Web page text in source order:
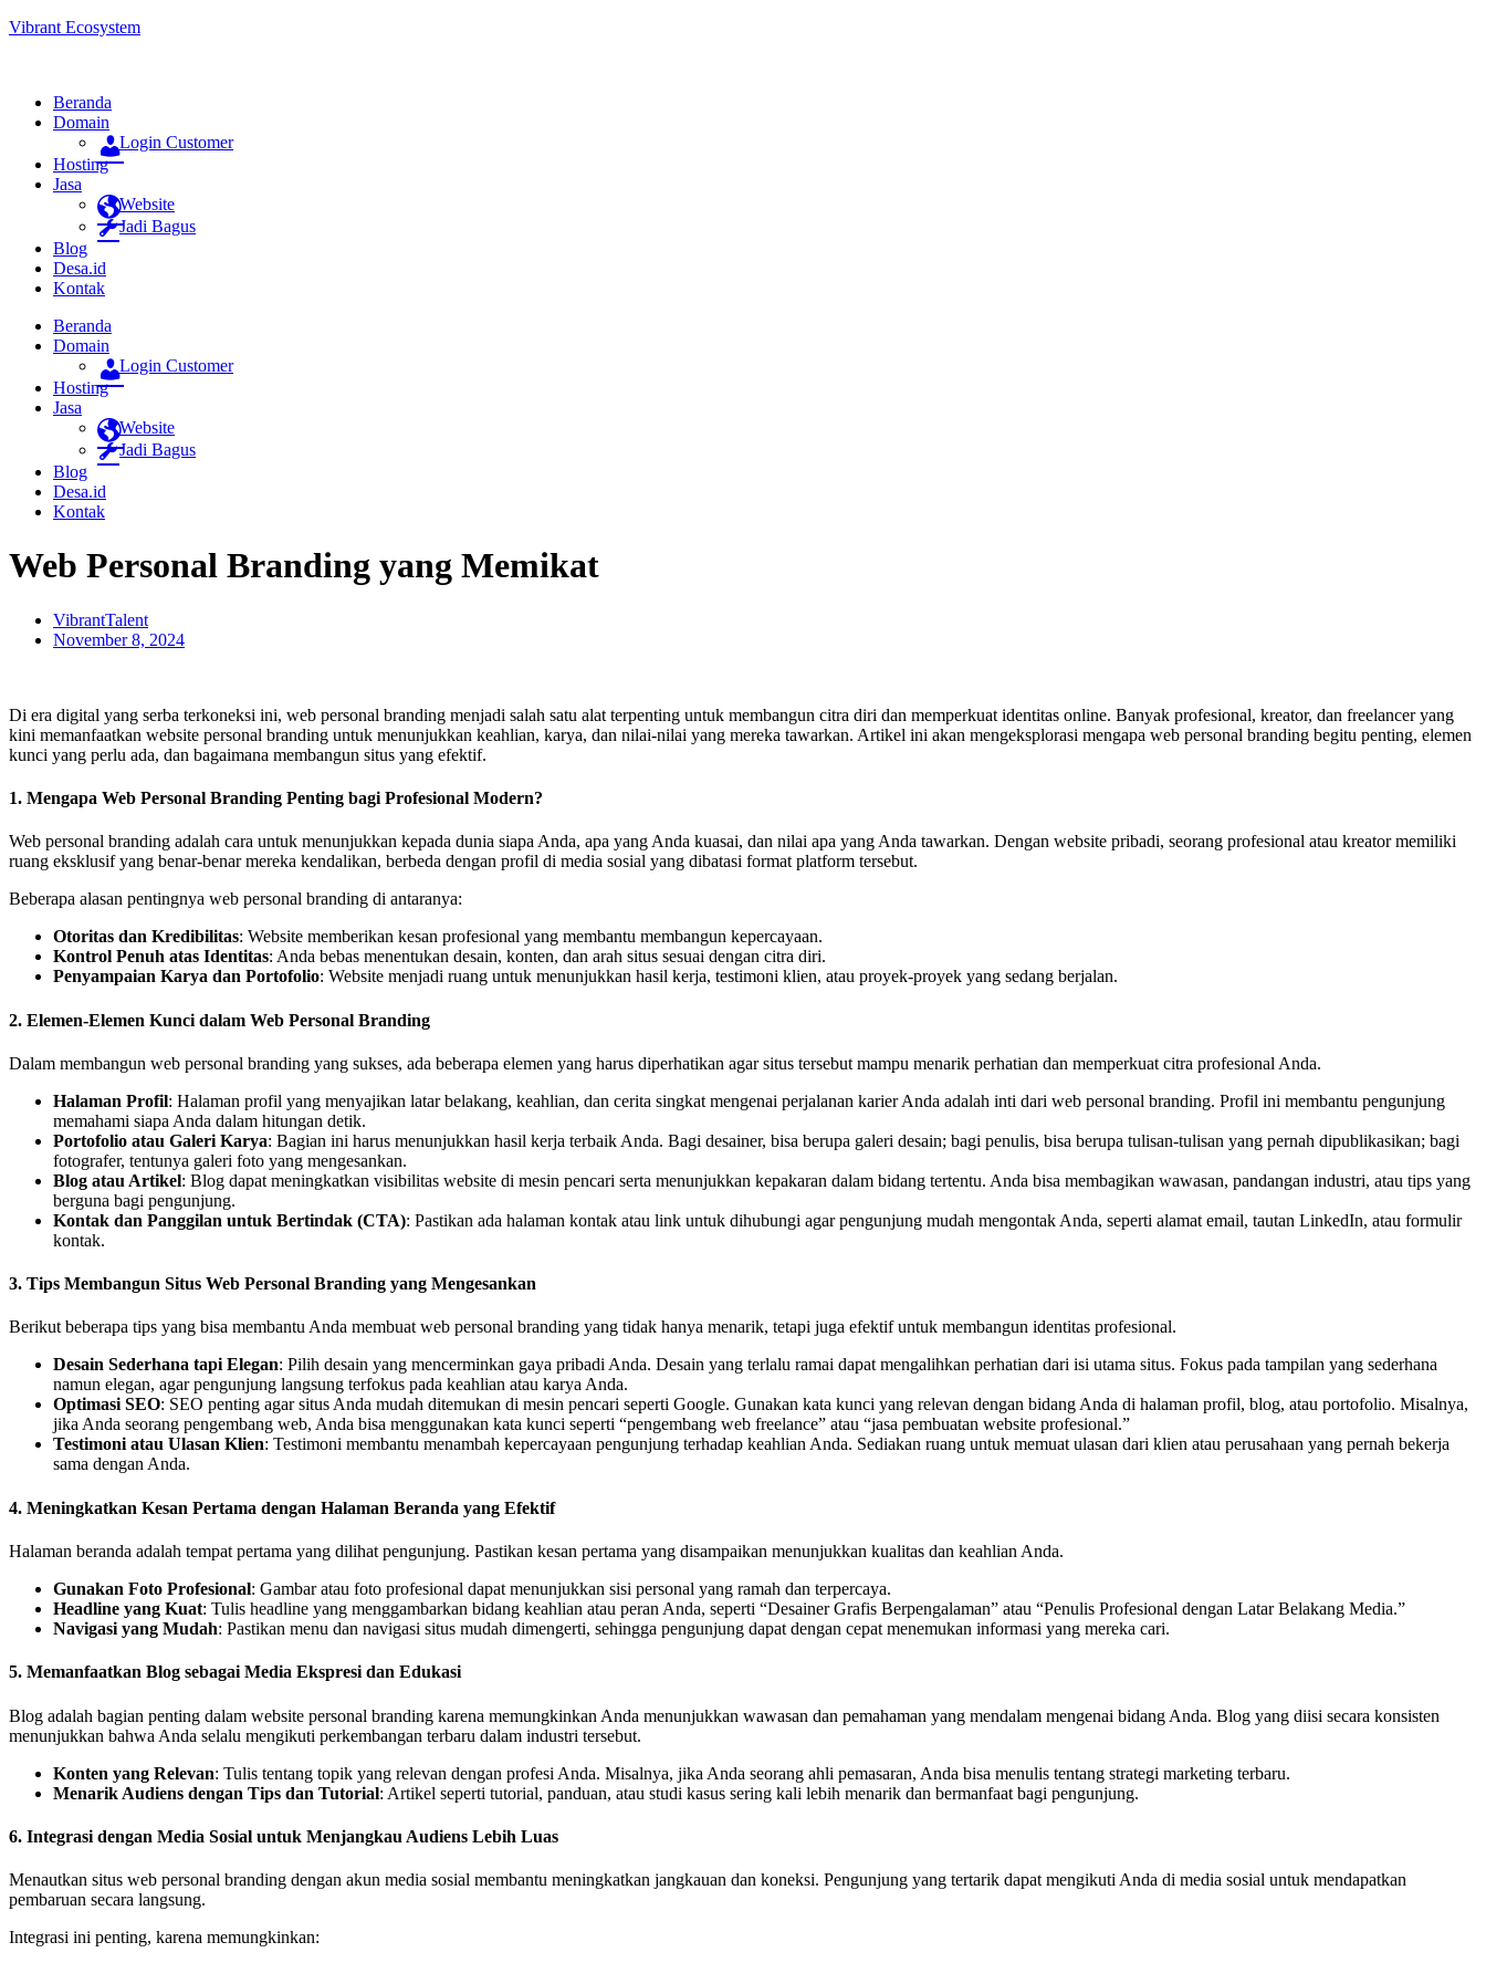
Vibrant Ecosystem
Beranda
Domain
Login Customer
Hosting
Jasa
Website
Jadi Bagus
Blog
Desa.id
Kontak
Beranda
Domain
Login Customer
Hosting
Jasa
Website
Jadi Bagus
Blog
Desa.id
Kontak
Web Personal Branding yang Memikat
VibrantTalent
November 8, 2024
Di era digital yang serba terkoneksi ini, web personal branding menjadi salah satu alat terpenting untuk membangun citra diri dan memperkuat identitas online. Banyak profesional, kreator, dan freelancer yang
kini memanfaatkan website personal branding untuk menunjukkan keahlian, karya, dan nilai-nilai yang mereka tawarkan. Artikel ini akan mengeksplorasi mengapa web personal branding begitu penting, elemen
kunci yang perlu ada, dan bagaimana membangun situs yang efektif.
1. Mengapa Web Personal Branding Penting bagi Profesional Modern?
Web personal branding adalah cara untuk menunjukkan kepada dunia siapa Anda, apa yang Anda kuasai, dan nilai apa yang Anda tawarkan. Dengan website pribadi, seorang profesional atau kreator memiliki
ruang eksklusif yang benar-benar mereka kendalikan, berbeda dengan profil di media sosial yang dibatasi format platform tersebut.
Beberapa alasan pentingnya web personal branding di antaranya:
Otoritas dan Kredibilitas: Website memberikan kesan profesional yang membantu membangun kepercayaan.
Kontrol Penuh atas Identitas: Anda bebas menentukan desain, konten, dan arah situs sesuai dengan citra diri.
Penyampaian Karya dan Portofolio: Website menjadi ruang untuk menunjukkan hasil kerja, testimoni klien, atau proyek-proyek yang sedang berjalan.
2. Elemen-Elemen Kunci dalam Web Personal Branding
Dalam membangun web personal branding yang sukses, ada beberapa elemen yang harus diperhatikan agar situs tersebut mampu menarik perhatian dan memperkuat citra profesional Anda.
Halaman Profil: Halaman profil yang menyajikan latar belakang, keahlian, dan cerita singkat mengenai perjalanan karier Anda adalah inti dari web personal branding. Profil ini membantu pengunjung
memahami siapa Anda dalam hitungan detik.
Portofolio atau Galeri Karya: Bagian ini harus menunjukkan hasil kerja terbaik Anda. Bagi desainer, bisa berupa galeri desain; bagi penulis, bisa berupa tulisan-tulisan yang pernah dipublikasikan; bagi
fotografer, tentunya galeri foto yang mengesankan.
Blog atau Artikel: Blog dapat meningkatkan visibilitas website di mesin pencari serta menunjukkan kepakaran dalam bidang tertentu. Anda bisa membagikan wawasan, pandangan industri, atau tips yang
berguna bagi pengunjung.
Kontak dan Panggilan untuk Bertindak (CTA): Pastikan ada halaman kontak atau link untuk dihubungi agar pengunjung mudah mengontak Anda, seperti alamat email, tautan LinkedIn, atau formulir
kontak.
3. Tips Membangun Situs Web Personal Branding yang Mengesankan
Berikut beberapa tips yang bisa membantu Anda membuat web personal branding yang tidak hanya menarik, tetapi juga efektif untuk membangun identitas profesional.
Desain Sederhana tapi Elegan: Pilih desain yang mencerminkan gaya pribadi Anda. Desain yang terlalu ramai dapat mengalihkan perhatian dari isi utama situs. Fokus pada tampilan yang sederhana
namun elegan, agar pengunjung langsung terfokus pada keahlian atau karya Anda.
Optimasi SEO: SEO penting agar situs Anda mudah ditemukan di mesin pencari seperti Google. Gunakan kata kunci yang relevan dengan bidang Anda di halaman profil, blog, atau portofolio. Misalnya,
jika Anda seorang pengembang web, Anda bisa menggunakan kata kunci seperti “pengembang web freelance” atau “jasa pembuatan website profesional.”
Testimoni atau Ulasan Klien: Testimoni membantu menambah kepercayaan pengunjung terhadap keahlian Anda. Sediakan ruang untuk memuat ulasan dari klien atau perusahaan yang pernah bekerja
sama dengan Anda.
4. Meningkatkan Kesan Pertama dengan Halaman Beranda yang Efektif
Halaman beranda adalah tempat pertama yang dilihat pengunjung. Pastikan kesan pertama yang disampaikan menunjukkan kualitas dan keahlian Anda.
Gunakan Foto Profesional: Gambar atau foto profesional dapat menunjukkan sisi personal yang ramah dan terpercaya.
Headline yang Kuat: Tulis headline yang menggambarkan bidang keahlian atau peran Anda, seperti “Desainer Grafis Berpengalaman” atau “Penulis Profesional dengan Latar Belakang Media.”
Navigasi yang Mudah: Pastikan menu dan navigasi situs mudah dimengerti, sehingga pengunjung dapat dengan cepat menemukan informasi yang mereka cari.
5. Memanfaatkan Blog sebagai Media Ekspresi dan Edukasi
Blog adalah bagian penting dalam website personal branding karena memungkinkan Anda menunjukkan wawasan dan pemahaman yang mendalam mengenai bidang Anda. Blog yang diisi secara konsisten
menunjukkan bahwa Anda selalu mengikuti perkembangan terbaru dalam industri tersebut.
Konten yang Relevan: Tulis tentang topik yang relevan dengan profesi Anda. Misalnya, jika Anda seorang ahli pemasaran, Anda bisa menulis tentang strategi marketing terbaru.
Menarik Audiens dengan Tips dan Tutorial: Artikel seperti tutorial, panduan, atau studi kasus sering kali lebih menarik dan bermanfaat bagi pengunjung.
6. Integrasi dengan Media Sosial untuk Menjangkau Audiens Lebih Luas
Menautkan situs web personal branding dengan akun media sosial membantu meningkatkan jangkauan dan koneksi. Pengunjung yang tertarik dapat mengikuti Anda di media sosial untuk mendapatkan
pembaruan secara langsung.
Integrasi ini penting, karena memungkinkan: